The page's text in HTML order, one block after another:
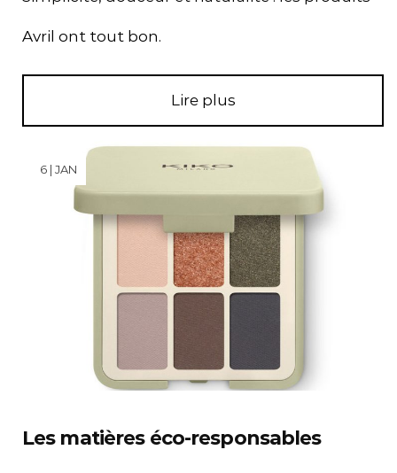
Avril ont tout bon.
Lire plus
6 | JAN
Les matières éco-responsables